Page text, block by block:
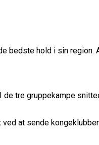
bedste hold i sin region.
tre gruppekampe
at sende